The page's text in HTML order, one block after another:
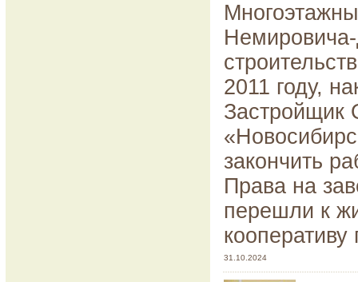
2011 году,
закончить
Права на
перешли к
кооперативу
31.10.2024